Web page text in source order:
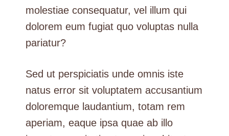
molestiae consequatur, vel illum qui
dolorem eum fugiat quo voluptas nulla
pariatur?
Sed ut perspiciatis unde omnis iste
natus error sit voluptatem accusantium
doloremque laudantium, totam rem
aperiam, eaque ipsa quae ab illo